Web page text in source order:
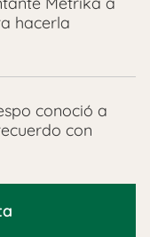
hacerla
conoció a
con